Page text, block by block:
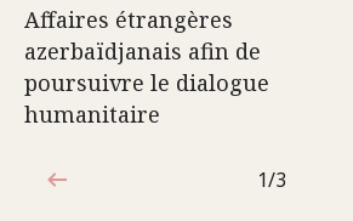
Affaires étrangères
azerbaïdjanais afin de
poursuivre le dialogue
humanitaire
1sur3
1/3